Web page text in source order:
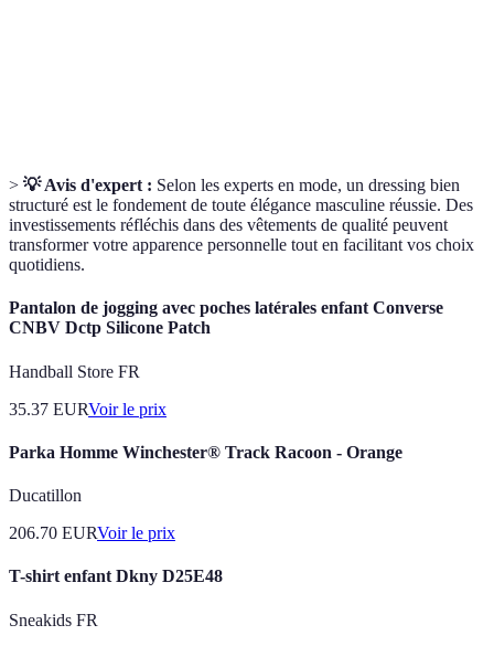
> 💡 Avis d'expert : Selon les experts en mode, un dressing bien
structuré est le fondement de toute élégance masculine réussie. Des
investissements réfléchis dans des vêtements de qualité peuvent
transformer votre apparence personnelle tout en facilitant vos choix
quotidiens.
Pantalon de jogging avec poches latérales enfant Converse
CNBV Dctp Silicone Patch
Handball Store FR
35.37 EURVoir le prix
Parka Homme Winchester® Track Racoon - Orange
Ducatillon
206.70 EURVoir le prix
T-shirt enfant Dkny D25E48
Sneakids FR